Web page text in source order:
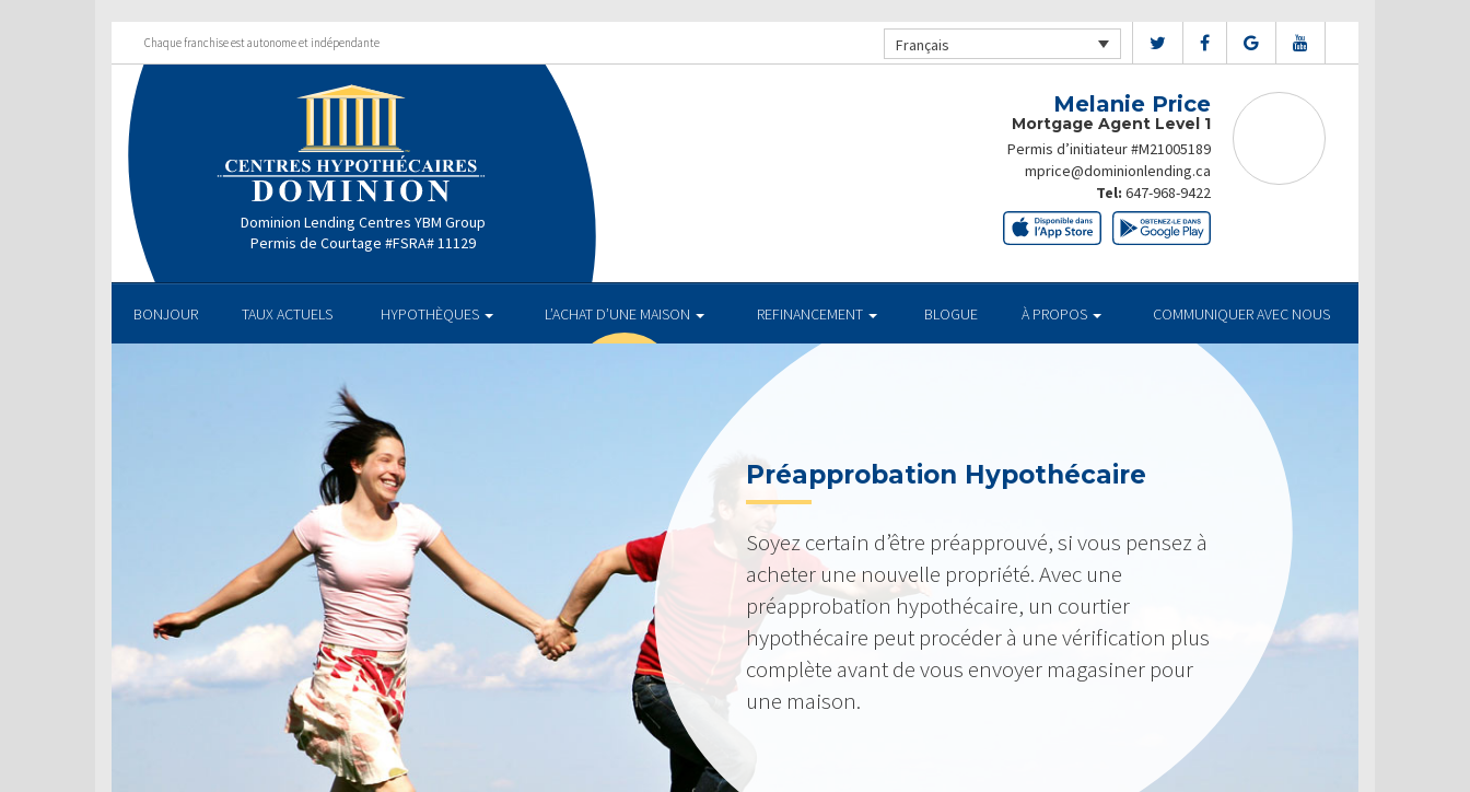
Chaque franchise est autonome et indépendante Français
Dominion Lending Centres YBM Group
Permis de Courtage #FSRA# 11129
Melanie Price
Mortgage Agent Level 1
Permis d’initiateur #M21005189
mprice@dominionlending.ca
Tel: 647-968-9422
BONJOUR TAUX ACTUELS HYPOTHÈQUES L’ACHAT D’UNE MAISON REFINANCEMENT BLOGUE À PROPOS COMMUNIQUER AVEC NOUS
Préapprobation Hypothécaire
Soyez certain d’être préapprouvé, si vous pensez à
acheter une nouvelle propriété. Avec une
préapprobation hypothécaire, un courtier
hypothécaire peut procéder à une vérification plus
complète avant de vous envoyer magasiner pour
une maison.